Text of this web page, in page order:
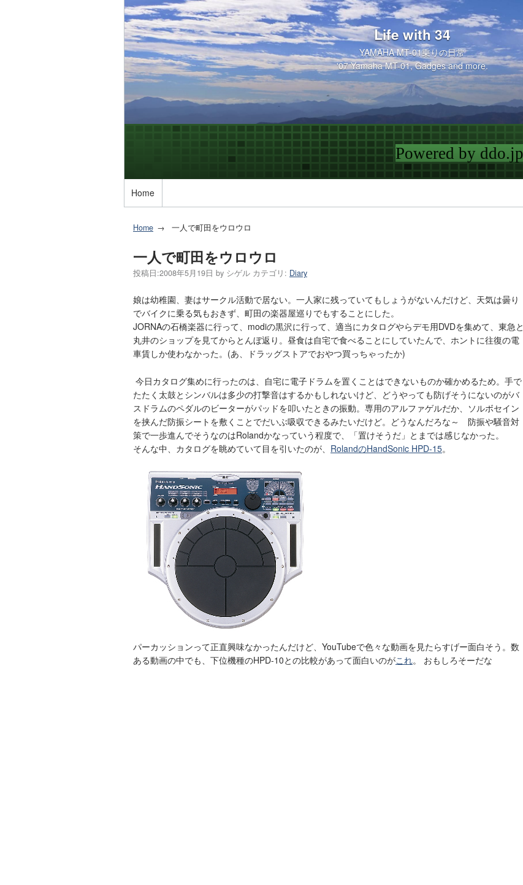
Life with 34
YAMAHA MT-01乗りの日常
'07 Yamaha MT-01, Gadges and more.
Home
Home 一人で町田をウロウロ
一人で町田をウロウロ
投稿日:2008年5月19日 by シゲル カテゴリ: Diary
娘は幼稚園、妻はサークル活動で居ない。一人家に残っていてもしょうがないんだけど、天気は曇り
でバイクに乗る気もおきず、町田の楽器屋巡りでもすることにした。
JORNAの石橋楽器に行って、modiの黒沢に行って、適当にカタログやらデモ用DVDを集めて、東急と
丸井のショップを見てからとんぼ返り。昼食は自宅で食べることにしていたんで、ホントに往復の電
車賃しか使わなかった。(あ、ドラッグストアでおやつ買っちゃったか)
今日カタログ集めに行ったのは、自宅に電子ドラムを置くことはできないものか確かめるため。手で
たたく太鼓とシンバルは多少の打撃音はするかもしれないけど、どうやっても防げそうにないのがバ
スドラムのペダルのビーターがパッドを叩いたときの振動。専用のアルファゲルだか、ソルボセイン
を挟んだ防振シートを敷くことでだいぶ吸収できるみたいだけど。どうなんだろな～ 防振や騒音対
策で一歩進んでそうなのはRolandかなっていう程度で、「置けそうだ」とまでは感じなかった。
そんな中、カタログを眺めていて目を引いたのが、 RolandのHandSonic HPD-15。
パーカッションって正直興味なかったんだけど、YouTubeで色々な動画を見たらすげー面白そう。数
ある動画の中でも、下位機種のHPD-10との比較があって面白いのがこれ。 おもしろそーだな